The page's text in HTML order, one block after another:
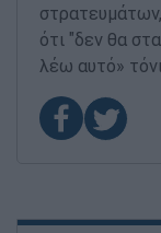
ότι "δεν θα
λέω αυτό»